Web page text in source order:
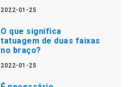
2022-01-25
O que significa
tatuagem de duas faixas
no braço?
2022-01-25